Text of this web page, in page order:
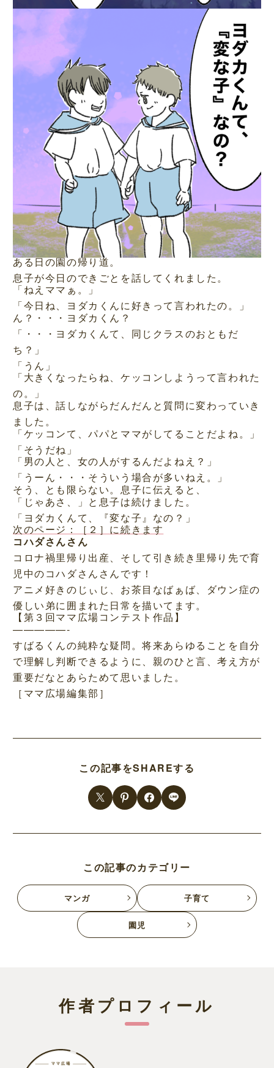
ある日の園の帰り道。
息子が今日のできごとを話してくれました。
「ねえママぁ。」
「今日ね、ヨダカくんに好きって言われたの。」
ん？・・・ヨダカくん？
「・・・ヨダカくんて、同じクラスのおともだ
ち？」
「うん」
「大きくなったらね、ケッコンしようって言われた
の。」
息子は、話しながらだんだんと質問に変わっていき
ました。
「ケッコンて、パパとママがしてることだよね。」
「そうだね」
「男の人と、女の人がするんだよねえ？」
「うーん・・・そういう場合が多いねえ。」
そう、とも限らない。息子に伝えると、
「じゃあさ、」と息子は続けました。
「ヨダカくんて、『変な子』なの？」
次のページ：［２］に続きます
コハダさんさん
コロナ禍里帰り出産、そして引き続き里帰り先で育
児中のコハダさんさんです！
アニメ好きのじぃじ、お茶目なばぁば、ダウン症の
優しい弟に囲まれた日常を描いてます。
【第３回ママ広場コンテスト作品】
—————-
すばるくんの純粋な疑問。将来あらゆることを自分
で理解し判断できるように、親のひと言、考え方が
重要だなとあらためて思いました。
［ママ広場編集部］
この記事をSHAREする
この記事のカテゴリー
マンガ 子育て
園児
作者プロフィール